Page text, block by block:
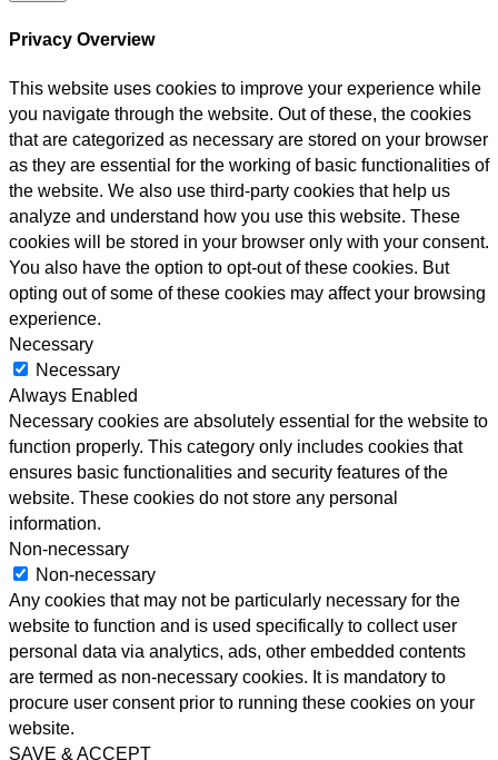
Privacy Overview
This website uses cookies to improve your experience while
you navigate through the website. Out of these, the cookies
that are categorized as necessary are stored on your browser
as they are essential for the working of basic functionalities of
the website. We also use third-party cookies that help us
analyze and understand how you use this website. These
cookies will be stored in your browser only with your consent.
You also have the option to opt-out of these cookies. But
opting out of some of these cookies may affect your browsing
experience.
Necessary
Necessary
Always Enabled
Necessary cookies are absolutely essential for the website to
function properly. This category only includes cookies that
ensures basic functionalities and security features of the
website. These cookies do not store any personal
information.
Non-necessary
Non-necessary
Any cookies that may not be particularly necessary for the
website to function and is used specifically to collect user
personal data via analytics, ads, other embedded contents
are termed as non-necessary cookies. It is mandatory to
procure user consent prior to running these cookies on your
website.
SAVE & ACCEPT